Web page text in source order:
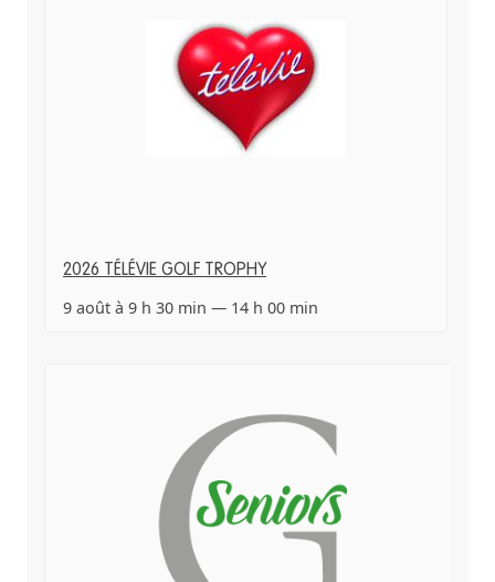
2026 TÉLÉVIE GOLF TROPHY
9 août à 9 h 30 min — 14 h 00 min